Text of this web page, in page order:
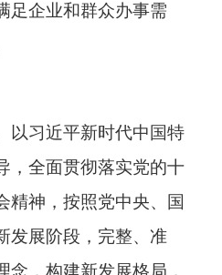
足企业和群众办事需
以习近平新时代中国特
，全面贯彻落实党的十
精神，按照党中央、国
发展阶段，完整、准
念，构建新发展格局，